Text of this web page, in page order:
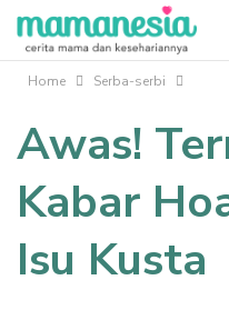
Home Serba-serbi
Awas!
Kabar
Isu Kusta